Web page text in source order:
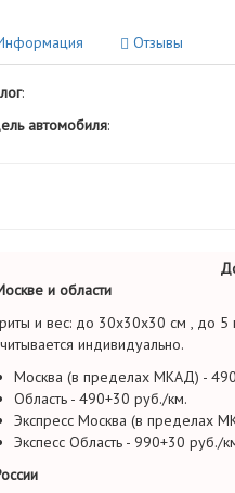
Отзывы
:
автомобиля:
и области
и вес: до 30х30х30 см , до 5
индивидуально.
Москва (в пределах МКАД) -
Область - 490+30 руб./км.
Экспресс Москва (в пределах
Экспесс Область - 990+30 руб./